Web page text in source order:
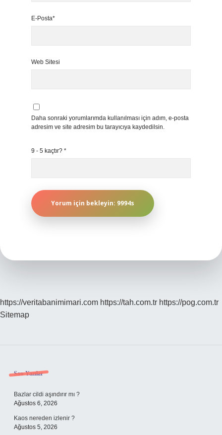
E-Posta*
Web Sitesi
Daha sonraki yorumlarımda kullanılması için adım, e-posta
adresim ve site adresim bu tarayıcıya kaydedilsin.
9 - 5 kaçtır? *
https://veritabanimimari.com https://tah.com.tr https://pog.com.tr
Sitemap
Sidebar
Son Yazılar
Bazlar cildi aşındırır mı ?
Ağustos 6, 2026
Kaos nereden izlenir ?
Ağustos 5, 2026